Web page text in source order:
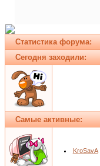
Статистика форума:
Сегодня заходили:
Самые активные:
KroSavA